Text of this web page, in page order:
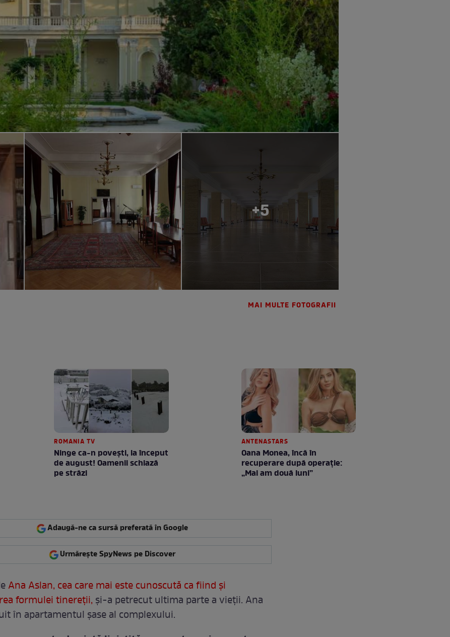
+5
MAI MULTE FOTOGRAFII
ROMANIA TV
Ninge ca-n povești, la început
de august! Oamenii schiază
pe străzi
ANTENASTARS
Oana Monea, încă în
recuperare după operație:
„Mai am două luni”
Adaugă-ne ca sursă preferată în Google
Urmărește SpyNews pe Discover
Ana Aslan, cea care mai este cunoscută ca fiind și
formulei tinereții, și-a petrecut ultima parte a vieții. Ana
în apartamentul șase al complexului.